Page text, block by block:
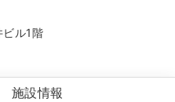
ル1階
クリニックR
施設情報